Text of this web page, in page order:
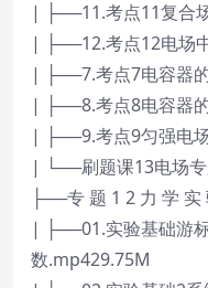
| ├──11.考点11复合
| ├──12.考点12电场
| ├──7.考点7电容器
| ├──8.考点8电容器
| ├──9.考点9匀强电
| └──刷题课13电场
├──专 题 1 2 力 学 实
| ├──01.实验基础游
数.mp429.75M